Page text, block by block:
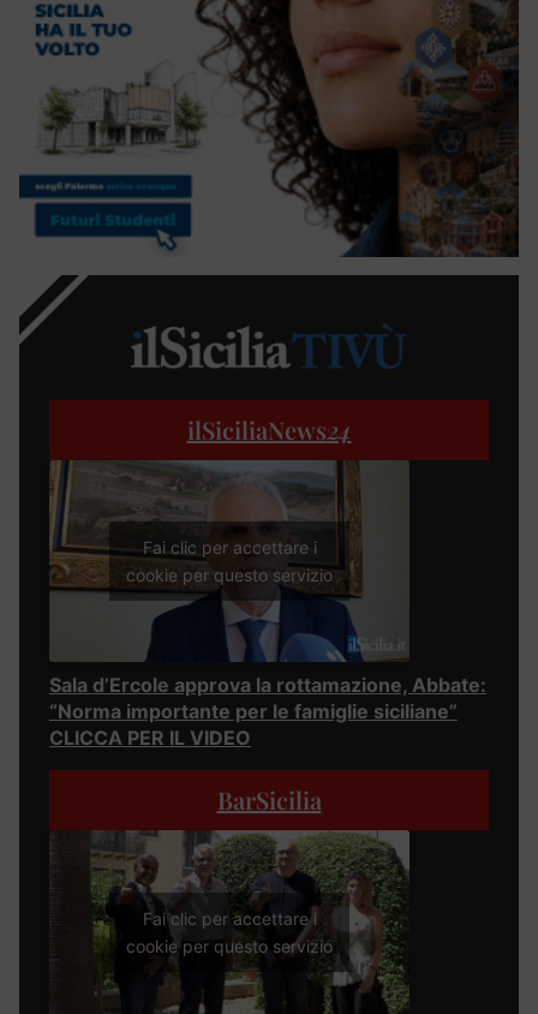
ilSiciliaNews24
Fai clic per accettare i
cookie per questo servizio
Sala d’Ercole approva la rottamazione, Abbate:
“Norma importante per le famiglie siciliane”
CLICCA PER IL VIDEO
BarSicilia
Fai clic per accettare i
cookie per questo servizio